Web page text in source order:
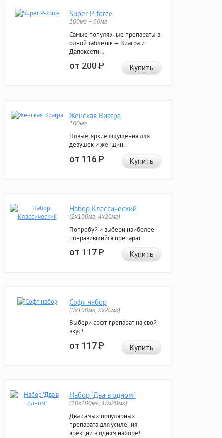
Super P-force
100мг + 60мг
Самые популярные препараты в
одной таблетке — Виагра и
Дапоксетин.
от 200Р Купить
Женская Виагра
100мг
Новые, яркие ощущения для
девушек и женщин.
от 116Р Купить
Набор Классический
(2x100мг, 4x20мг)
Попробуй и выбери наиболее
понравившийся препарат.
от 117Р Купить
Софт набор
(3x100мг, 3x20мг)
Выбери софт-препарат на свой
вкус!
от 117Р Купить
Набор "Два в одном"
(10x100мг, 10x20мг)
Два самых популярных
препарата для усиления
эрекции в одном наборе!